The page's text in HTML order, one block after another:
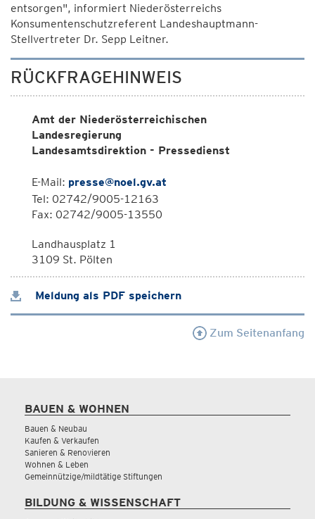
entsorgen", informiert Niederösterreichs
Konsumentenschutzreferent Landeshauptmann-
Stellvertreter Dr. Sepp Leitner.
RÜCKFRAGEHINWEIS
Amt der Niederösterreichischen
Landesregierung
Landesamtsdirektion - Pressedienst
E-Mail: presse@noel.gv.at
Tel: 02742/9005-12163
Fax: 02742/9005-13550
Landhausplatz 1
3109 St. Pölten
Meldung als PDF speichern
Zum Seitenanfang
BAUEN & WOHNEN
Bauen & Neubau
Kaufen & Verkaufen
Sanieren & Renovieren
Wohnen & Leben
Gemeinnützige/mildtätige Stiftungen
BILDUNG & WISSENSCHAFT